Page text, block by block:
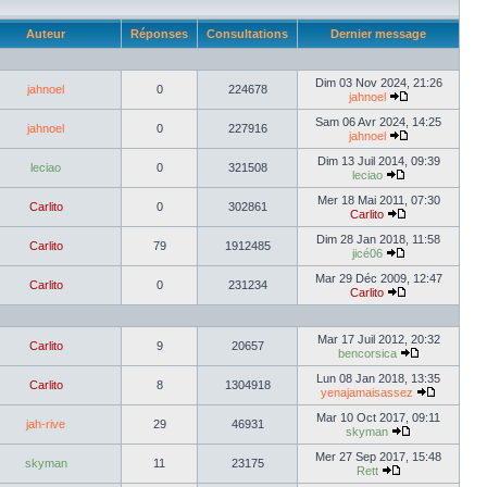
Auteur Réponses Consultations Dernier message
jahnoel 0 224678
Dim 03 Nov 2024, 21:26
jahnoel
jahnoel 0 227916
Sam 06 Avr 2024, 14:25
jahnoel
leciao 0 321508
Dim 13 Juil 2014, 09:39
leciao
Carlito 0 302861
Mer 18 Mai 2011, 07:30
Carlito
Carlito 79 1912485
Dim 28 Jan 2018, 11:58
jicé06
Carlito 0 231234
Mar 29 Déc 2009, 12:47
Carlito
Carlito 9 20657
Mar 17 Juil 2012, 20:32
bencorsica
Carlito 8 1304918
Lun 08 Jan 2018, 13:35
yenajamaisassez
jah-rive 29 46931
Mar 10 Oct 2017, 09:11
skyman
skyman 11 23175
Mer 27 Sep 2017, 15:48
Rett